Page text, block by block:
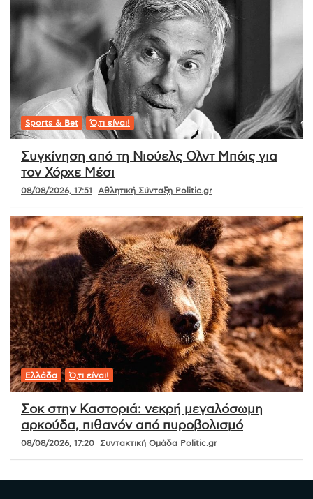
Sports & Bet Ό,τι είναι!
Συγκίνηση από τη Νιούελς Ολντ Μπόις για
τον Χόρχε Μέσι
08/08/2026, 17:51 Αθλητική Σύνταξη Politic.gr
Ελλάδα Ό,τι είναι!
Σοκ στην Καστοριά: νεκρή μεγαλόσωμη
αρκούδα, πιθανόν από πυροβολισμό
08/08/2026, 17:20 Συντακτική Ομάδα Politic.gr